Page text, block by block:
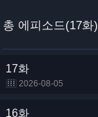
총 에피소드(17화)
17화
2026-08-05
16화